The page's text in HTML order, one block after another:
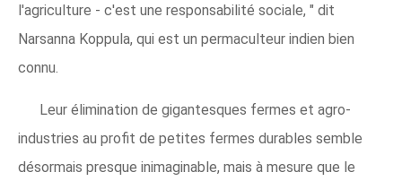
l'agriculture - c'est une responsabilité sociale, " dit
Narsanna Koppula, qui est un permaculteur indien bien
connu.
Leur élimination de gigantesques fermes et agro-
industries au profit de petites fermes durables semble
désormais presque inimaginable, mais à mesure que le